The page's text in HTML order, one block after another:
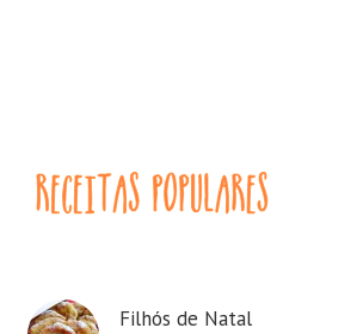
Filhós de Natal